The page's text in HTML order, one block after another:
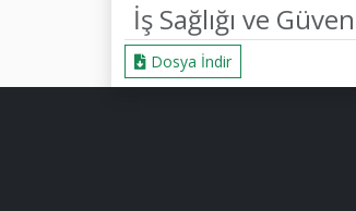
İş Sağlığı ve
Dosya İndir